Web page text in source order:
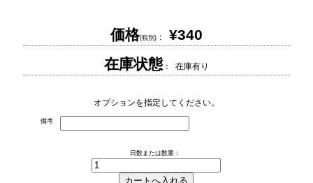
価格(税別)： ¥340
在庫状態： 在庫有り
オプションを指定してください。
備考
日数または数量：